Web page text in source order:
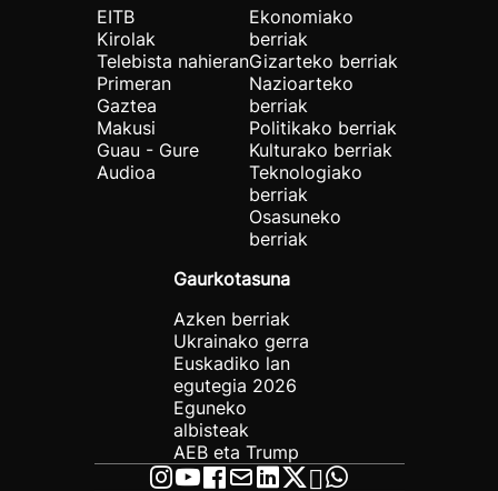
EITB
Kirolak
Telebista nahieran
Primeran
Gaztea
Makusi
Guau - Gure
Audioa
Ekonomiako
berriak
Gizarteko berriak
Nazioarteko
berriak
Politikako berriak
Kulturako berriak
Teknologiako
berriak
Osasuneko
berriak
Gaurkotasuna
Azken berriak
Ukrainako gerra
Euskadiko lan
egutegia 2026
Eguneko
albisteak
AEB eta Trump